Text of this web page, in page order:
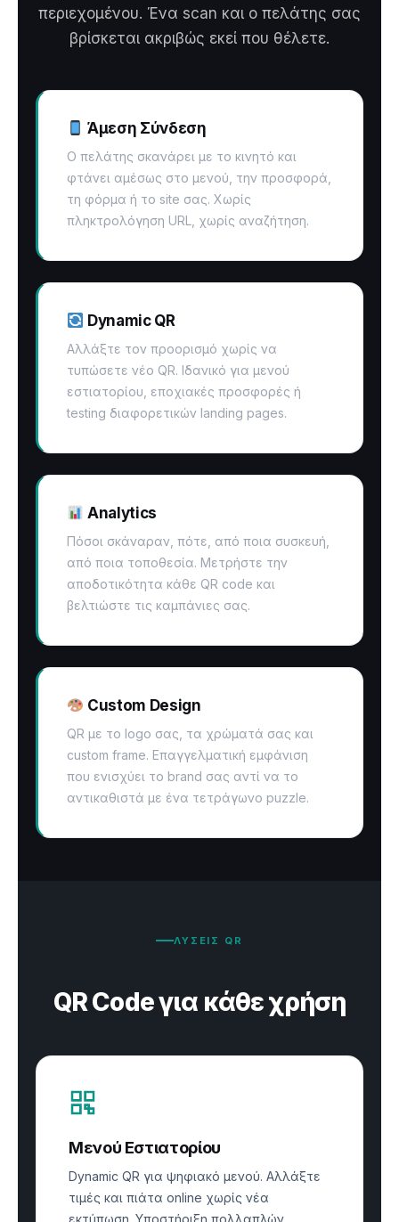
περιεχομένου. Ένα scan και ο πελάτης σας
βρίσκεται ακριβώς εκεί που θέλετε.
Άμεση Σύνδεση
Ο πελάτης σκανάρει με το κινητό και
φτάνει αμέσως στο μενού, την προσφορά,
τη φόρμα ή το site σας. Χωρίς
πληκτρολόγηση URL, χωρίς αναζήτηση.
Dynamic QR
Αλλάξτε τον προορισμό χωρίς να
τυπώσετε νέο QR. Ιδανικό για μενού
εστιατορίου, εποχιακές προσφορές ή
testing διαφορετικών landing pages.
Analytics
Πόσοι σκάναραν, πότε, από ποια συσκευή,
από ποια τοποθεσία. Μετρήστε την
αποδοτικότητα κάθε QR code και
βελτιώστε τις καμπάνιες σας.
Custom Design
QR με το logo σας, τα χρώματά σας και
custom frame. Επαγγελματική εμφάνιση
που ενισχύει το brand σας αντί να το
αντικαθιστά με ένα τετράγωνο puzzle.
ΛΥΣΕΙΣ QR
QR Code για κάθε χρήση
Μενού Εστιατορίου
Dynamic QR για ψηφιακό μενού. Αλλάξτε
τιμές και πιάτα online χωρίς νέα